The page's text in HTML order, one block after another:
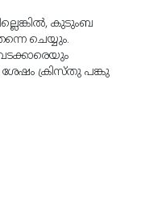
കുടുംബ
ചെയ്യും.
ക്രിസ്തു പങ്കു